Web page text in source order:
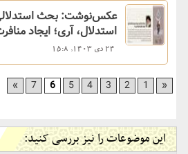
عکس‌نوشت: بحث
استدلال، آری؛ ایجاد
24 دی 1403, 15:8
«
2
3
4
5
6
7
»
این موضوعات را نیز بررسی کنید: